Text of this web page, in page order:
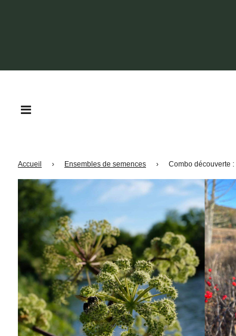
Accueil › Ensembles de semences › Combo découverte